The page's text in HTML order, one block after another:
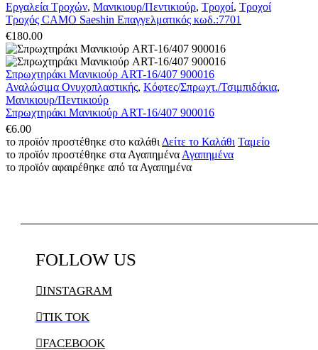
Εργαλεία Τροχών, Μανικιουρ/Πεντικιούρ, Τροχοί, Τροχοί
Τροχός CAMO Saeshin Επαγγελματικός κωδ.:7701
€180.00
Σπρωχτηράκι Μανικιούρ ART-16/407 900016
Αναλώσιμα Ονυχοπλαστικής, Κόφτες/Σπρωχτ./Τσιμπιδάκια,
Μανικιουρ/Πεντικιούρ
Σπρωχτηράκι Μανικιούρ ART-16/407 900016
€6.00
το προϊόν προστέθηκε στο καλάθι Δείτε το Καλάθι Ταμείο
το προϊόν προστέθηκε στα Αγαπημένα Αγαπημένα
το προϊόν αφαιρέθηκε από τα Αγαπημένα
FOLLOW US
INSTAGRAM
TIK TOK
FACEBOOK